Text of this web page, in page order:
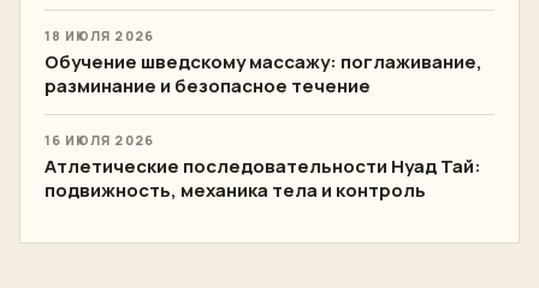
18 ИЮЛЯ 2026
Обучение шведскому массажу: поглаживание,
разминание и безопасное течение
16 ИЮЛЯ 2026
Атлетические последовательности Нуад Тай:
подвижность, механика тела и контроль